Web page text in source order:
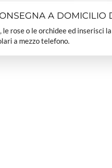
A DOMICILIO
rose o le orchidee ed inserisci
a mezzo telefono.